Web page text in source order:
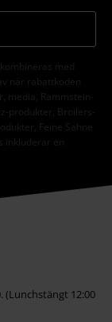
med
när rabattkoden
Rammstein-
produkter, Broilers-
Feine Sahne
inkluderar en
(Lunchstängt 12:00